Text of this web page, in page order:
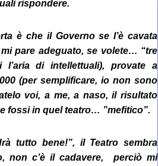
rispondere.
è che il Governo se l’è cavata
pare adeguato, se volete… “tre
di intellettuali), provate a
(per semplificare, io non sono
voi, a me, a naso, il risultato
fossi in quel teatro… ”mefitico”.
tutto bene!”, iI Teatro sembra
non c’è il cadavere, perciò mi